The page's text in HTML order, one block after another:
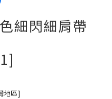
細閃細肩帶
地區]